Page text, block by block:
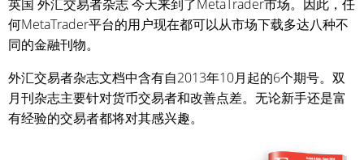
英国 外汇交易者杂志 今天来到了MetaTrader市场。因此，任
何MetaTrader平台的用户现在都可以从市场下载多达八种不
同的金融刊物。
外汇交易者杂志文档中含有自2013年10月起的6个期号。双
月刊杂志主要针对货币交易者和改善点差。无论新手还是富
有经验的交易者都将对其感兴趣。